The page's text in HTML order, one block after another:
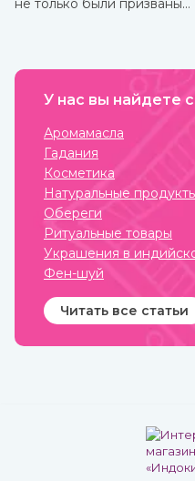
не только были призваны
способностью защищать.
женщины, но и мужчины
которые предназначались
для определенных
жизненных событий —
взросление, свадьба,
ритуалы. При этом каждая
вещь имеет свое значение
и передается в
поколениях. Приобрести
индийские ювелирные
украшения вы можете в
интернет-магазине
ИндоКитай с доставкой по
У нас вы найдете
Аромамасла
Гадания
Косметика
Натуральные
Обереги
Ритуальные товары
Украшения в
Фен-шуй
Читать все статьи